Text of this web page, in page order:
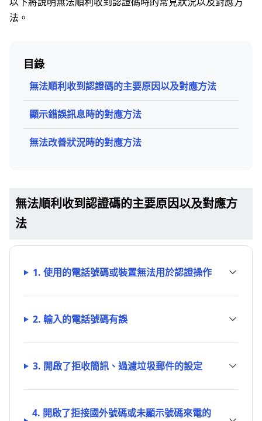
法。
目錄
無法順利收到認證碼的主要原因以及對應方法
顯示錯誤訊息時的對應方法
無法改善狀況時的對應方法
無法順利收到認證碼的主要原因以及對應方
法
1. 使用的電話號碼或裝置無法用於認證操作
2. 輸入的電話號碼有誤
3. 開啟了拒收簡訊、過濾垃圾郵件的設定
4. 開啟了拒接國外號碼或未顯示號碼來電的